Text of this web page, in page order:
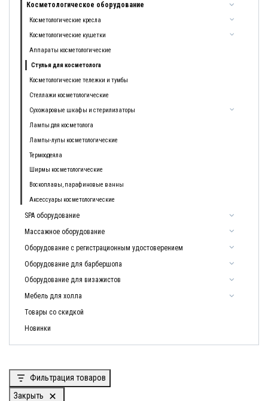
Косметологическое оборудование
Косметологические кресла
Косметологические кушетки
Аппараты косметологические
Стулья для косметолога
Косметологические тележки и тумбы
Стеллажи косметологические
Сухожаровые шкафы и стерилизаторы
Лампы для косметолога
Лампы-лупы косметологические
Термоодеяла
Ширмы косметологические
Воскоплавы, парафиновые ванны
Аксессуары косметологические
SPA оборудование
Массажное оборудование
Оборудование с регистрационным удостоверением
Оборудование для барбершопа
Оборудование для визажистов
Мебель для холла
Товары со скидкой
Новинки
Фильтрация товаров
Закрыть